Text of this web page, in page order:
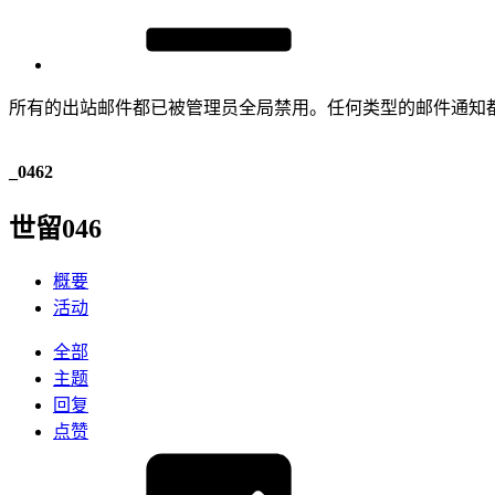
所有的出站邮件都已被管理员全局禁用。任何类型的邮件通知
_0462
世留046
概要
活动
全部
主题
回复
点赞